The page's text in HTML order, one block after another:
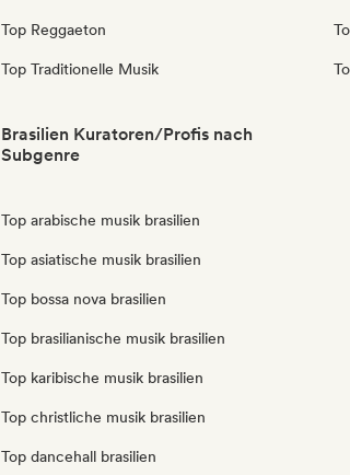
Top Reggaeton
Top Traditionelle Musik
Brasilien Kuratoren/Profis nach
Subgenre
Top arabische musik brasilien
Top asiatische musik brasilien
Top bossa nova brasilien
Top brasilianische musik brasilien
Top karibische musik brasilien
Top christliche musik brasilien
Top dancehall brasilien